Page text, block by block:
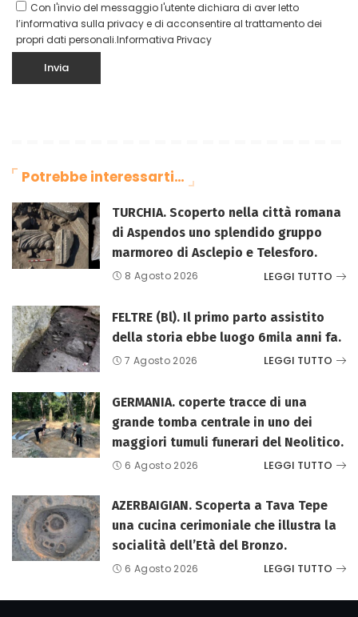
Con l'invio del messaggio l'utente dichiara di aver letto
l’informativa sulla privacy e di acconsentire al trattamento dei
propri dati personali.Informativa Privacy
Potrebbe interessarti…
TURCHIA. Scoperto nella città romana
di Aspendos uno splendido gruppo
marmoreo di Asclepio e Telesforo.
8 Agosto 2026 LEGGI TUTTO
FELTRE (Bl). Il primo parto assistito
della storia ebbe luogo 6mila anni fa.
7 Agosto 2026 LEGGI TUTTO
GERMANIA. coperte tracce di una
grande tomba centrale in uno dei
maggiori tumuli funerari del Neolitico.
6 Agosto 2026 LEGGI TUTTO
AZERBAIGIAN. Scoperta a Tava Tepe
una cucina cerimoniale che illustra la
socialità dell’Età del Bronzo.
6 Agosto 2026 LEGGI TUTTO